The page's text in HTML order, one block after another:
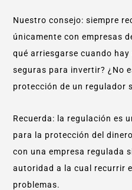
Nuestro consejo: siempre
únicamente con empresas
qué arriesgarse cuando
seguras para invertir? ¿No
protección de un regulador
Recuerda: la regulación es
para la protección del
con una empresa regulada
autoridad a la cual recurrir
problemas.